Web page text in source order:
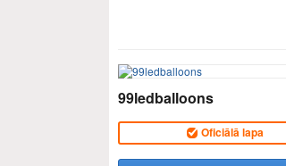
99ledballoons
Oficiālā lapa